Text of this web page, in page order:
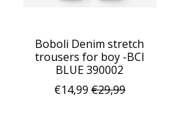
Boboli Denim stretch
trousers for boy -BCI
BLUE 390002
€14,99 €29,99